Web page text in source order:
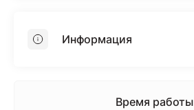
ПенопластИнформация
Время работы